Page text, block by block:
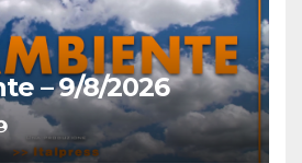
– 9/8/2026